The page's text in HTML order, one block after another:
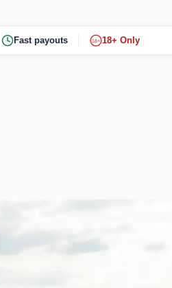
Fast payouts 18+ 18+ Only